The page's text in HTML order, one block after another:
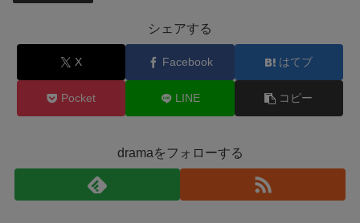
シェアする
X Facebook はてブ
Pocket LINE コピー
dramaをフォローする